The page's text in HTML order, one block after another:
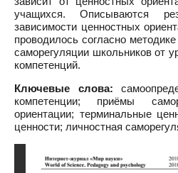
учащихся. Описываются
зависимости ценностных
проводилось согласно
саморегуляции школьников от
компетенций.
Ключевые слова:
компетенции; приёмы
ориентации; терминальные
ценности; личностная